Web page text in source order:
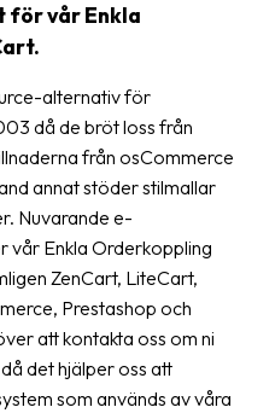
vår Enkla
alternativ för
då de bröt loss från
från osCommerce
annat stöder stilmallar
Nuvarande e-
vår Enkla Orderkoppling
ZenCart, LiteCart,
Prestashop och
att kontakta oss om ni
det hjälper oss att
som används av våra